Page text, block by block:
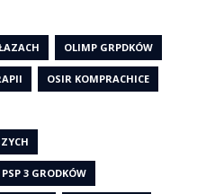
OLIMP GRPDKÓW
OSIR KOMPRACHICE
PSP 3 GRODKÓW